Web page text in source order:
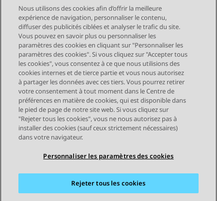
Send Feedback
Navigation par sujet
Sujet précédent Sujet suivant
STAY CONNECTED
Conditions d'utilisation
Nous utilisons des cookies afin d’offrir la meilleure
expérience de navigation, personnaliser le contenu,
diffuser des publicités ciblées et analyser le trafic du site.
Vous pouvez en savoir plus ou personnaliser les
paramètres des cookies en cliquant sur "Personnaliser les
paramètres des cookies". Si vous cliquez sur "Accepter tous
les cookies", vous consentez à ce que nous utilisions des
cookies internes et de tierce partie et vous nous autorisez
à partager les données avec ces tiers. Vous pourrez retirer
votre consentement à tout moment dans le Centre de
préférences en matière de cookies, qui est disponible dans
le pied de page de notre site web. Si vous cliquez sur
"Rejeter tous les cookies", vous ne nous autorisez pas à
installer des cookies (sauf ceux strictement nécessaires)
dans votre navigateur.
Personnaliser les paramètres des cookies
Rejeter tous les cookies